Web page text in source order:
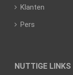
Klanten
Pers
NUTTIGE LINKS